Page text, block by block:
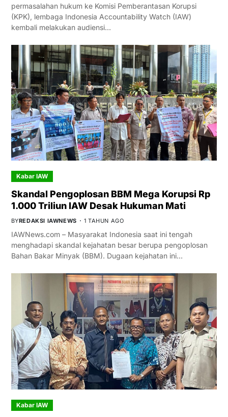
permasalahan hukum ke Komisi Pemberantasan Korupsi
(KPK), lembaga Indonesia Accountability Watch (IAW)
kembali melakukan audiensi…
Kabar IAW
Skandal Pengoplosan BBM Mega Korupsi Rp
1.000 Triliun IAW Desak Hukuman Mati
BYREDAKSI IAWNEWS 1 TAHUN AGO
IAWNews.com – Masyarakat Indonesia saat ini tengah
menghadapi skandal kejahatan besar berupa pengoplosan
Bahan Bakar Minyak (BBM). Dugaan kejahatan ini…
Kabar IAW